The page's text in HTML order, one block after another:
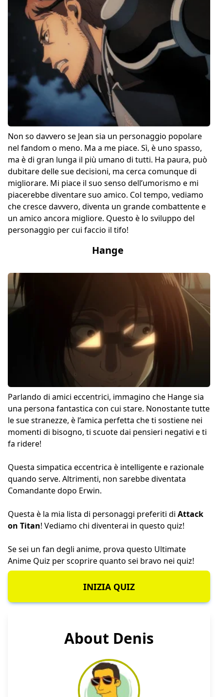
Non so davvero se Jean sia un personaggio popolare
nel fandom o meno. Ma a me piace. Sì, è uno spasso,
ma è di gran lunga il più umano di tutti. Ha paura, può
dubitare delle sue decisioni, ma cerca comunque di
migliorare. Mi piace il suo senso dell’umorismo e mi
piacerebbe diventare suo amico. Col tempo, vediamo
che cresce davvero, diventa un grande combattente e
un amico ancora migliore. Questo è lo sviluppo del
personaggio per cui faccio il tifo!
Hange
Parlando di amici eccentrici, immagino che Hange sia
una persona fantastica con cui stare. Nonostante tutte
le sue stranezze, è l’amica perfetta che ti sostiene nei
momenti di bisogno, ti scuote dai pensieri negativi e ti
fa ridere!
Questa simpatica eccentrica è intelligente e razionale
quando serve. Altrimenti, non sarebbe diventata
Comandante dopo Erwin.
Questa è la mia lista di personaggi preferiti di Attack
on Titan! Vediamo chi diventerai in questo quiz!
Se sei un fan degli anime, prova questo Ultimate
Anime Quiz per scoprire quanto sei bravo nei quiz!
INIZIA QUIZ
About Denis